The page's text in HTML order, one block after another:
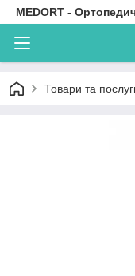
MEDORT -
Товари та